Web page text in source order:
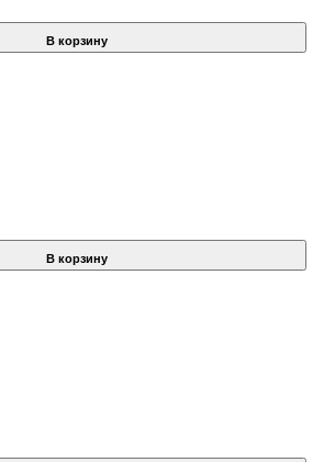
В корзину
В корзину